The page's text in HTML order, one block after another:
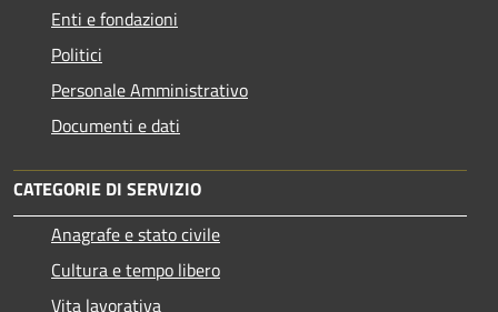
Enti e fondazioni
Politici
Personale Amministrativo
Documenti e dati
CATEGORIE DI SERVIZIO
Anagrafe e stato civile
Cultura e tempo libero
Vita lavorativa